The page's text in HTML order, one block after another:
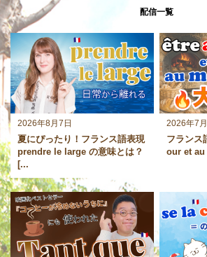
配信一覧
2026年8月7日
夏にぴったり！フランス語表現
prendre le large の意味とは？
[...
2026年7
フランス
our et au